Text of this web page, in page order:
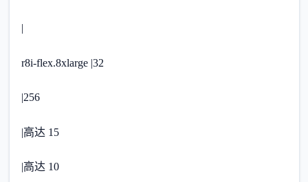
|
r8i-flex.8xlarge |32
|256
|高达 15
|高达 10